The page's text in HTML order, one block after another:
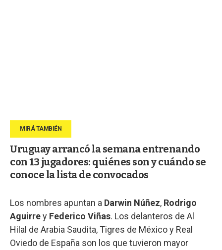
Uruguay arrancó la semana entrenando
con 13 jugadores: quiénes son y cuándo se
conoce la lista de convocados
Los nombres apuntan a Darwin Núñez, Rodrigo
Aguirrey Federico Viñas. Los delanteros de Al
Hilal de Arabia Saudita, Tigres de México y Real
Oviedo de España son los que tuvieron mayor